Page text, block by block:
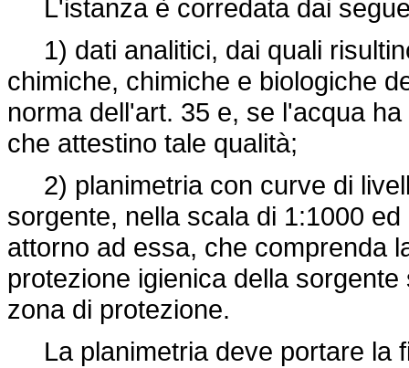
L'istanza è corredata dai
1) dati analitici, dai quali
chimiche, chimiche e biologiche
norma dell'art. 35 e, se l'acqua
che attestino tale qualità;
2) planimetria con curve di
sorgente, nella scala di 1:1000
attorno ad essa, che comprenda
protezione igienica della
zona di protezione.
La planimetria deve portare la